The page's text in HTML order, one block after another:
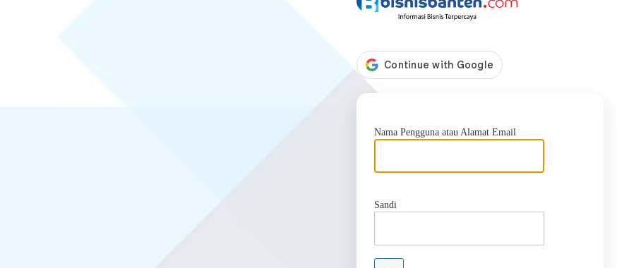
Nama Pengguna atau Alamat Email
Sandi